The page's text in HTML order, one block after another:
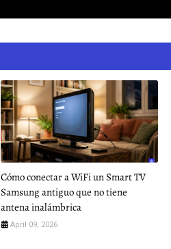
Cómo conectar a WiFi un Smart TV
Samsung antiguo que no tiene
antena inalámbrica
April 09, 2026